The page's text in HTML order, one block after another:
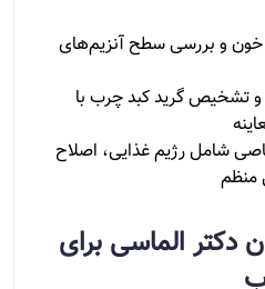
و بررسی سطح آنزیم‌های
تشخیص گرید کبد چرب با
شامل رژیم غذایی، اصلاح
منظم
دکتر الماسی برای